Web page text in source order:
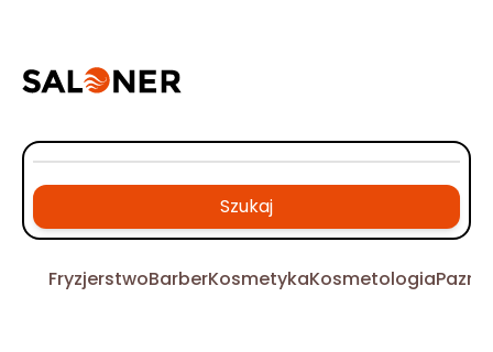
Szukaj
FryzjerstwoBarberKosmetykaKosmetologia